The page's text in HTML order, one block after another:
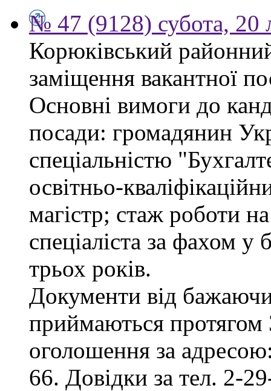
№ 47 (9128) субота, 20
Корюківський
заміщення вакантної
Основні вимоги до
посади: громадянин
спеціальністю
освітньо-
магістр; стаж роботи
спеціаліста за фахом
трьох років.
Документи від
приймаються протягом
оголошення за
66. Довідки за тел. 2-